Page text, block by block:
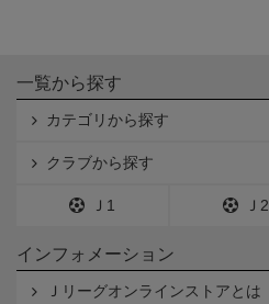
一覧から探す
カテゴリから探す
クラブから探す
Ｊ1 Ｊ2
インフォメーション
Ｊリーグオンラインストアとは